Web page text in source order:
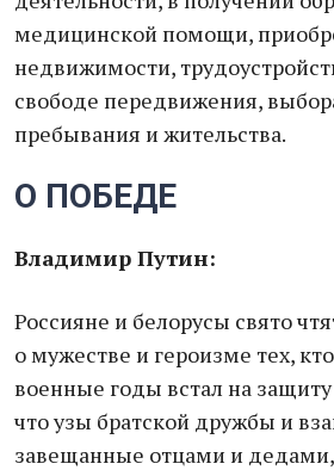
медицинской помощи,
недвижимости,
свободе передвижения,
пребывания и жительства.
О ПОБЕДЕ
Владимир Путин:
Россияне и белорусы свято
о мужестве и героизме тех,
военные годы встал на
что узы братской дружбы и
завещанные отцами и